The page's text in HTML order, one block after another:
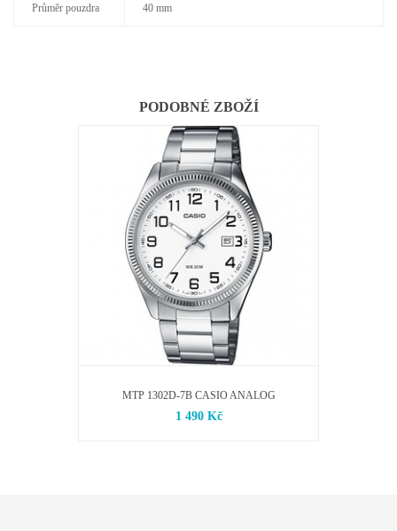
Průměr pouzdra 40 mm
PODOBNÉ ZBOŽÍ
MTP 1302D-7B CASIO ANALOG
1 490 Kč